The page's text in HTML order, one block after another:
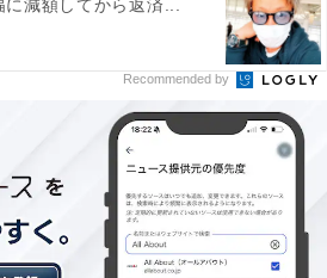
執筆者：
者。オールアバウトに入社後、SNSトレン
筆やSEOライティングの経験を経て、の
ムのメンバーに加入。現在は旅行・カル
心に企画編集を担当。東京都出身。居酒
...続きを読む
位までの全ランキング結果を見
に減額してから返済...
Recommended by